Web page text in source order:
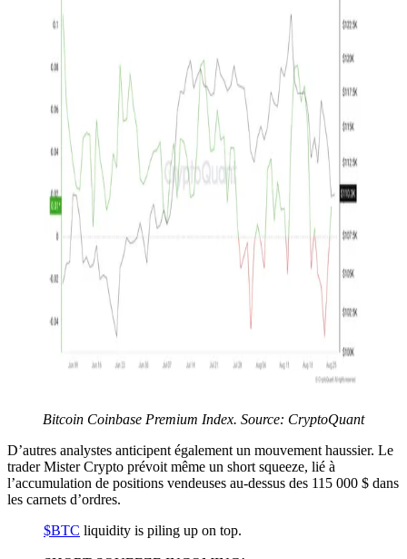
Bitcoin Coinbase Premium Index. Source: CryptoQuant
D’autres analystes anticipent également un mouvement haussier. Le
trader Mister Crypto prévoit même un short squeeze, lié à
l’accumulation de positions vendeuses au-dessus des 115 000 $ dans
les carnets d’ordres.
$BTC liquidity is piling up on top.